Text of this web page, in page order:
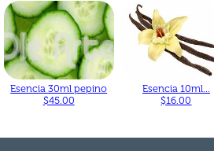
Esencia 30ml pepino
$45.00
Esencia 10ml...
$16.00